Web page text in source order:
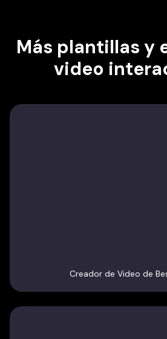
Más plantillas y
video
Creador de Video de